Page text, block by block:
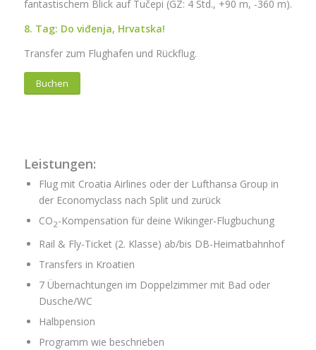
fantastischem Blick auf Tučepi (GZ: 4 Std., +90 m, -360 m).
8. Tag: Do viđenja, Hrvatska!
Transfer zum Flughafen und Rückflug.
Buchen
Leistungen:
Flug mit Croatia Airlines oder der Lufthansa Group in
der Economyclass nach Split und zurück
CO2-Kompensation für deine Wikinger-Flugbuchung
Rail & Fly-Ticket (2. Klasse) ab/bis DB-Heimatbahnhof
Transfers in Kroatien
7 Übernachtungen im Doppelzimmer mit Bad oder
Dusche/WC
Halbpension
Programm wie beschrieben